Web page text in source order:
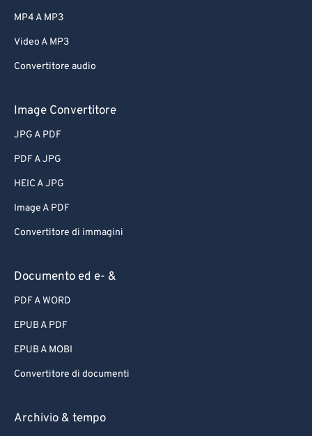
MP4 A MP3
Video A MP3
Convertitore audio
Image Convertitore
JPG A PDF
PDF A JPG
HEIC A JPG
Image A PDF
Convertitore di immagini
Documento ed e- &
PDF A WORD
EPUB A PDF
EPUB A MOBI
Convertitore di documenti
Archivio & tempo